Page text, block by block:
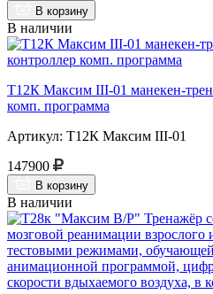
В корзину
В наличии
Т12К Максим III-01 манекен-
комп. программа
Артикул: Т12К Максим III-01
147900
В корзину
В наличии